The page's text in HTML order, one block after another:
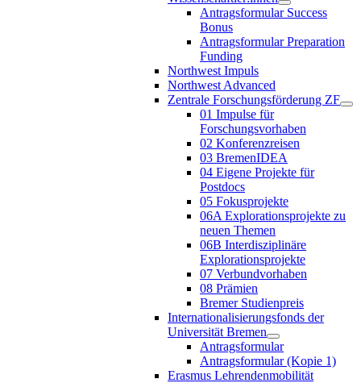
Antragsformular Success
Bonus
Antragsformular Preparation
Funding
Northwest Impuls
Northwest Advanced
Zentrale Forschungsförderung ZF
01 Impulse für
Forschungsvorhaben
02 Konferenzreisen
03 BremenIDEA
04 Eigene Projekte für
Postdocs
05 Fokusprojekte
06A Explorationsprojekte zu
neuen Themen
06B Interdisziplinäre
Explorationsprojekte
07 Verbundvorhaben
08 Prämien
Bremer Studienpreis
Internationalisierungsfonds der
Universität Bremen
Antragsformular
Antragsformular (Kopie 1)
Erasmus Lehrendenmobilität